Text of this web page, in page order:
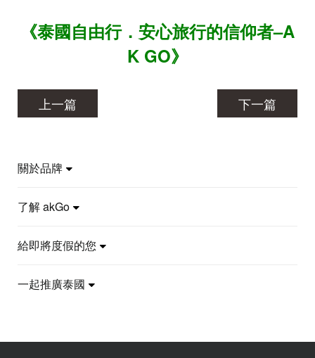
《泰國自由行．安心旅行的信仰者–A
K GO》
上一篇 下一篇
關於品牌
了解 akGo
給即將度假的您
一起推廣泰國